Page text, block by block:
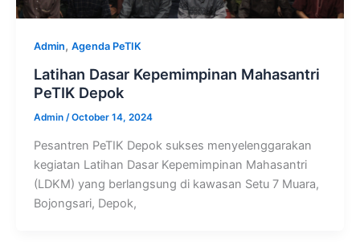
Admin, Agenda PeTIK
Latihan Dasar Kepemimpinan Mahasantri
PeTIK Depok
Admin /October 14, 2024
Pesantren PeTIK Depok sukses menyelenggarakan
kegiatan Latihan Dasar Kepemimpinan Mahasantri
(LDKM) yang berlangsung di kawasan Setu 7 Muara,
Bojongsari, Depok,